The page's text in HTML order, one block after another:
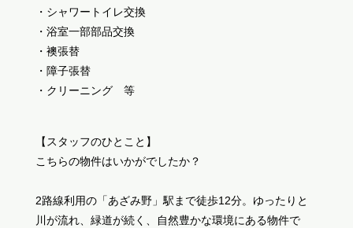
・シャワートイレ交換
・浴室一部部品交換
・襖張替
・障子張替
・クリーニング 等
【スタッフのひとこと】
こちらの物件はいかがでしたか？
2路線利用の「あざみ野」駅まで徒歩12分。ゆったりと
川が流れ、緑道が続く、自然豊かな環境にある物件で